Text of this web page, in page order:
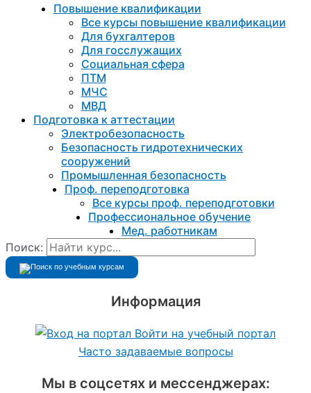
Повышение квалификации
Все курсы повышение квалификации
Для бухгалтеров
Для госслужащих
Социальная сфера
ПТМ
МЧС
МВД
Подготовка к aттестации
Электробезопасность
Безопасность гидротехнических
сооружений
Промышленная безопасность
Проф. переподготовка
Все курсы проф. переподготовки
Профессиональное обучение
Мед. работникам
Поиск:
Информация
Войти на учебный портал
Часто задаваемые вопросы
Мы в соцсетях и мессенджерах: